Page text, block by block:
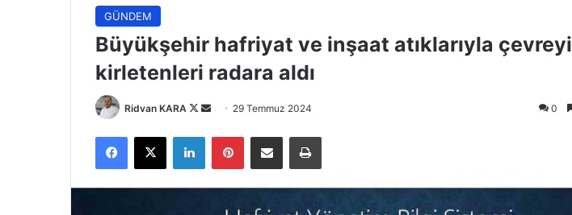
GÜNDEM
Büyükşehir hafriyat ve inşaat atıklarıyla çevreyi
kirletenleri radara aldı
Ridvan KARA
Follow
Bir
posta
göndermek
29 Temmuz 2024 0
Facebook
X LinkedInPinterestE-Posta ile paylaş Yazdır